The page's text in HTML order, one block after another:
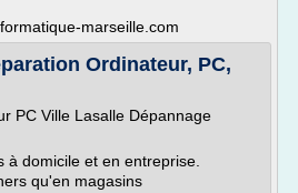
marseille.com
Ordinateur, PC,
PC Ville Lasalle Dépannage
à domicile et en entreprise.
qu'en magasins